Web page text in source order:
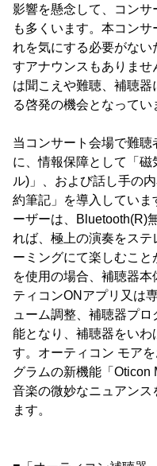
影響を懸念して、コンサ
も多くいます。本コン
れを気にする必要がない
すアナウンスもありま
は聞こえや難聴、補聴
る啓発の機会となってい
当コンサート会場で難
に、情報保障として「磁
ル)」、および話し手の
約筆記」を導入してい
ーザーは、Bluetooth(R)
れば、極上の演奏をステ
ーミングにて楽しむこ
を使用の場合、補聴器
ティコンONアプリ又は
ューム調整、補聴器プ
能となり、補聴器をいわ
す。オーティコン モア
グラムの新機能「Oticon
音楽の微妙なニュアン
ます。